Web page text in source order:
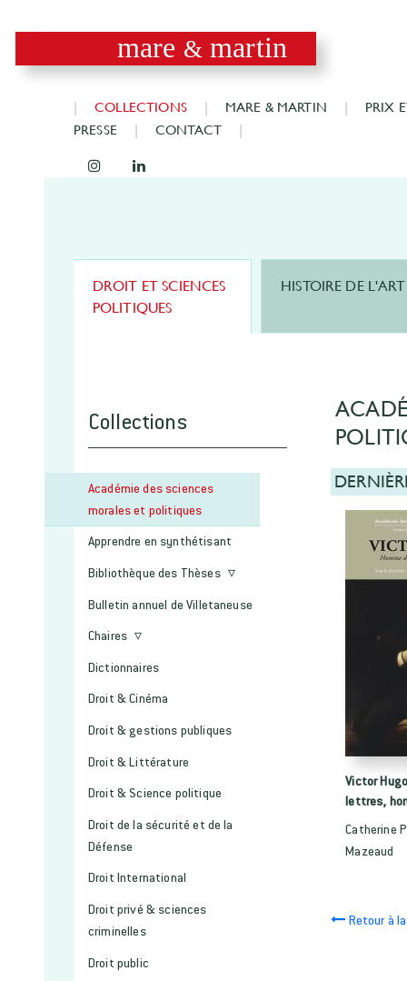
mare & martin
COLLECTIONS MARE & MARTIN
PRIX
PRESSE
CONTACT
DROIT ET SCIENCES
POLITIQUES
HISTOIRE DE L'ART
Collections
Académie des sciences
morales et politiques
Apprendre en synthétisant
Bibliothèque des Thèses
Bulletin annuel de Villetaneuse
Chaires
Dictionnaires
Droit & Cinéma
Droit & gestions publiques
Droit & Littérature
Droit & Science politique
Droit de la sécurité et de la
Défense
Droit International
Droit privé & sciences
criminelles
Droit public
Victor
lettres,
Catherine
Mazeaud
Retour à